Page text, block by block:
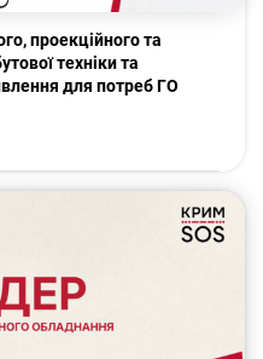
проекційного та
техніки та
для потреб ГО